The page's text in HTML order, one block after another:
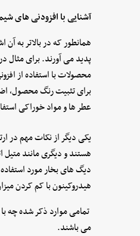
آشنایی با افزودنی های
همانطور که در بالاتر به
پدید می آورند. برای مثال
محصولات با استفاده از
برای تثبیت رنگ محصول،
عطر ها و مواد خوراکی
یکی دیگر از نکات مهم در
هستند و دیگری مانند
دیگ های بخار مورد
هیدروکینون با کم کردن
تمامی موارد ذکر شده چه
می باشند.